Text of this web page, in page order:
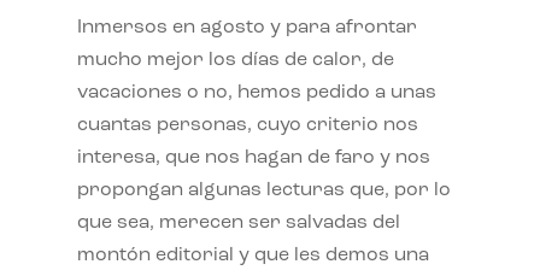
Inmersos en agosto y para afrontar
mucho mejor los días de calor, de
vacaciones o no, hemos pedido a unas
cuantas personas, cuyo criterio nos
interesa, que nos hagan de faro y nos
propongan algunas lecturas que, por lo
que sea, merecen ser salvadas del
montón editorial y que les demos una